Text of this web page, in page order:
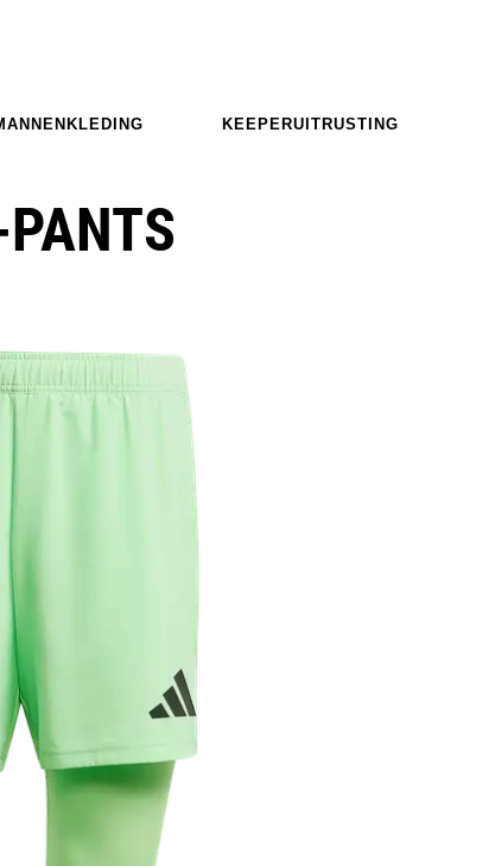
KEEPERUITRUSTING